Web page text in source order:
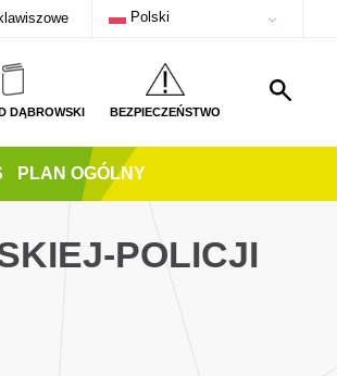
Polski
DĄBROWSKI BEZPIECZEŃSTWO
PLAN OGÓLNY
POLICJI